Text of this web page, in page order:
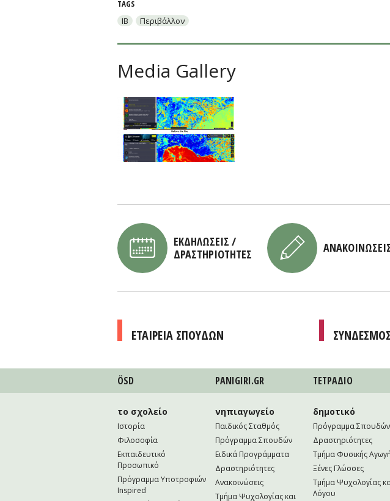
TAGS
ΙΒ
Περιβάλλον
Media Gallery
ΕΚΔΗΛΩΣΕΙΣ /
ΔΡΑΣΤΗΡΙΟΤΗΤΕΣ
ΕΤΑΙΡΕΙΑ ΣΠΟΥΔΩΝ
ÖSD PANIGIRI.GR ΤΕΤΡAΔΙΟ
το σχολείο
Ιστορία
Φιλοσοφία
Εκπαιδευτικό
Προσωπικό
Πρόγραμμα Υποτροφιών
Inspired
νηπιαγωγείο
Παιδικός Σταθμός
Πρόγραμμα Σπουδών
Ειδικά Προγράμματα
Δραστηριότητες
Ανακοινώσεις
Τμήμα Ψυχολογίας και
δημοτικό
Πρόγραμμα Σπουδών
Δραστηριότητες
Τμήμα Φυσικής
Ξένες Γλώσσες
Τμήμα Ψυχολογίας
Λόγου